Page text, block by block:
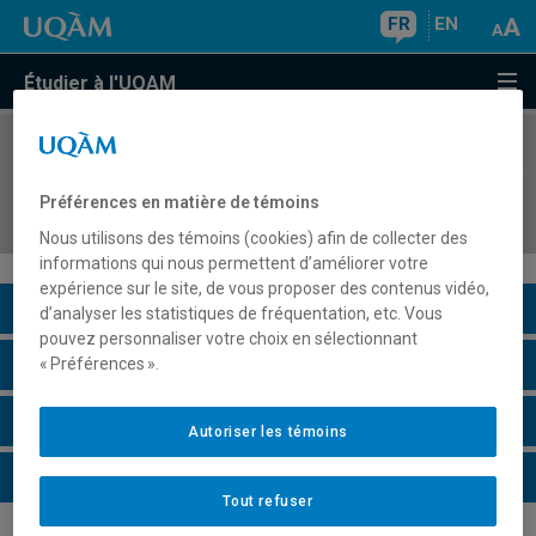
FR EN
Étudier à l'UQAM
COURS//
historiques
Description du cours
Horaire - Été 2026
Horaire - Automne 2026
Horaire - Hiver 2027
Préférences en matière de témoins
Nous utilisons des témoins (cookies) afin de collecter des
informations qui nous permettent d’améliorer votre
expérience sur le site, de vous proposer des contenus vidéo,
d’analyser les statistiques de fréquentation, etc. Vous
pouvez personnaliser votre choix en sélectionnant
« Préférences ».
Tout refuser
Autoriser les témoins